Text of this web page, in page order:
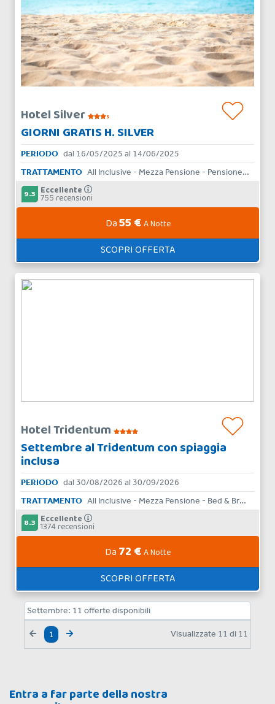
Hotel Silver s
GIORNI GRATIS H. SILVER
PERIODO dal 16/05/2025 al 14/06/2025
TRATTAMENTO
All Inclusive - Mezza Pensione - Pensione Completa - Bed & Breakfast
9.3 Eccellente
755 recensioni
Da55 €A Notte
SCOPRI OFFERTA
Hotel Tridentum
Settembre al Tridentum con spiaggia
inclusa
PERIODO dal 30/08/2026 al 30/09/2026
TRATTAMENTO
All Inclusive - Mezza Pensione - Bed & Breakfast
8.3 Eccellente
1374 recensioni
Da 72 €A Notte
SCOPRI OFFERTA
Settembre: 11 offerte disponibili
1 Visualizzate 11 di 11
Entra a far parte della nostra